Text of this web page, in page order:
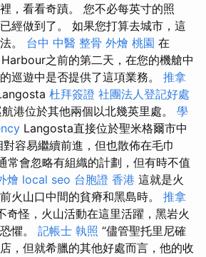
，看看奇蹟。 您不必每英寸的照
經做到了。 如果您打算去城市，這
。 台中 中醫 整骨 外燴 桃園 在
Harbour之前的第二天，在您的機艙中
巡遊中是否提供了這項業務。 推拿
杜拜簽證 社團法人登記好處
港位於其他兩個以北幾英里處。 學
Langosta直接位於聖米格爾市中
容易繼續前進，但也散佈在毛巾
常會忽略有組織的計劃，但有時不值
燴 local seo 台胞證 香港 這就是火
火山口中間的貧瘠和黑島時。 推拿
奇怪，火山活動在這里活躍，黑岩火
懼。 記帳士 執照 “儘管聖托里尼確
，但就希臘的其他好處而言，他的收